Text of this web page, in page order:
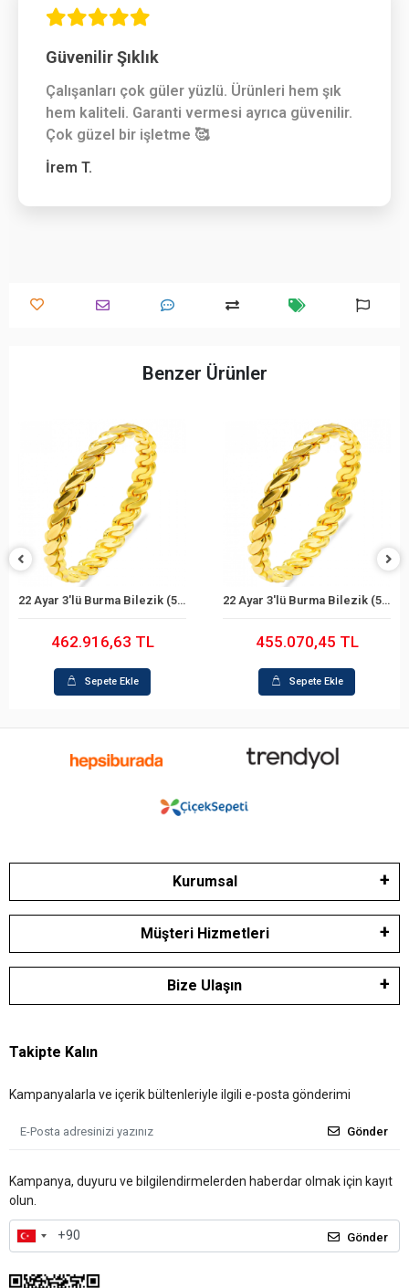
Güvenilir Şıklık
Çalışanları çok güler yüzlü. Ürünleri hem şık
hem kaliteli. Garanti vermesi ayrıca güvenilir.
Çok güzel bir işletme 🥰
İrem T.
Benzer Ürünler
Sepete Ekle
22 Ayar 3'lü Burma Bilezik (59 Gram)
462.916,63 TL
Sepete Ekle
Sepete Ekle
22 Ayar 3'lü Burma Bilezik (58 Gram)
455.070,45 TL
Sepete Ekle
Kurumsal
Müşteri Hizmetleri
Bize Ulaşın
Takipte Kalın
Kampanyalarla ve içerik bültenleriyle ilgili e-posta gönderimi
Gönder
Kampanya, duyuru ve bilgilendirmelerden haberdar olmak için kayıt
olun.
Gönder